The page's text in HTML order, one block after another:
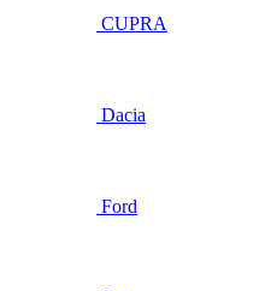
CUPRA
Dacia
Ford